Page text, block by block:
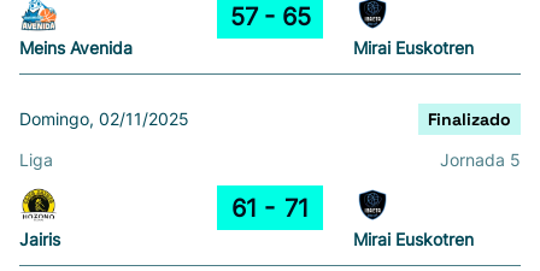
Meins Avenida
57 65
Mirai Euskotren
Domingo, 02/11/2025 Finalizado
Liga Jornada 5
Jairis
61 71
Mirai Euskotren